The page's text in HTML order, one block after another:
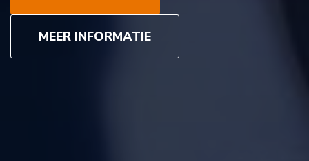
MEER INFORMATIE